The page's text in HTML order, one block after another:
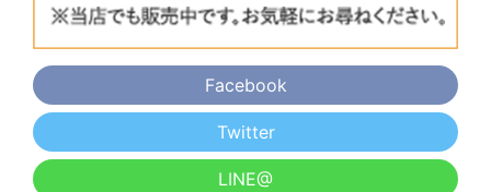
Facebook
Twitter
LINE@